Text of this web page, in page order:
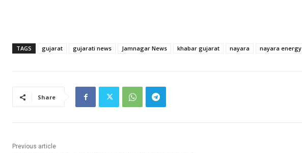
TAGS gujarat gujarati news Jamnagar News khabar gujarat nayara nayara energy
Share
Previous article